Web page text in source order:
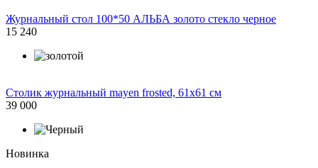
Журнальный стол 100*50 АЛЬБА золото стекло черное
15 240
Столик журнальный mayen frosted, 61х61 см
39 000
Новинка